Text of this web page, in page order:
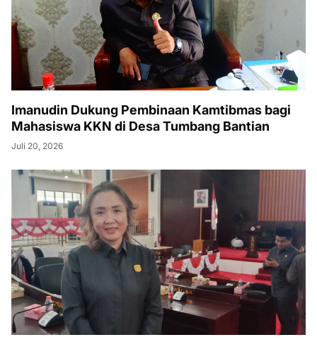
Imanudin Dukung Pembinaan Kamtibmas bagi
Mahasiswa KKN di Desa Tumbang Bantian
Juli 20, 2026